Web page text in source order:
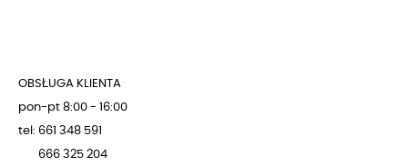
OBSŁUGA KLIENTA
pon-pt 8:00 - 16:00
tel: 661 348 591
666 325 204